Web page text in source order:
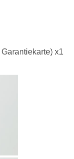
x1